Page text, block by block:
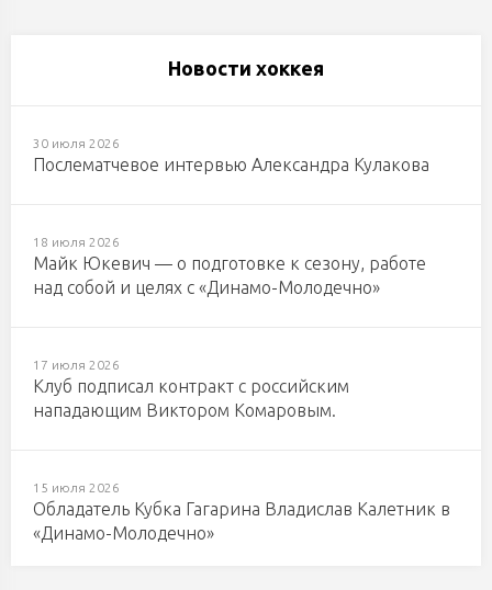
Новости хоккея
30 июля 2026
Послематчевое интервью Александра Кулакова
18 июля 2026
Майк Юкевич — о подготовке к сезону, работе
над собой и целях с «Динамо-Молодечно»
17 июля 2026
Клуб подписал контракт с российским
нападающим Виктором Комаровым.
15 июля 2026
Обладатель Кубка Гагарина Владислав Калетник в
«Динамо-Молодечно»